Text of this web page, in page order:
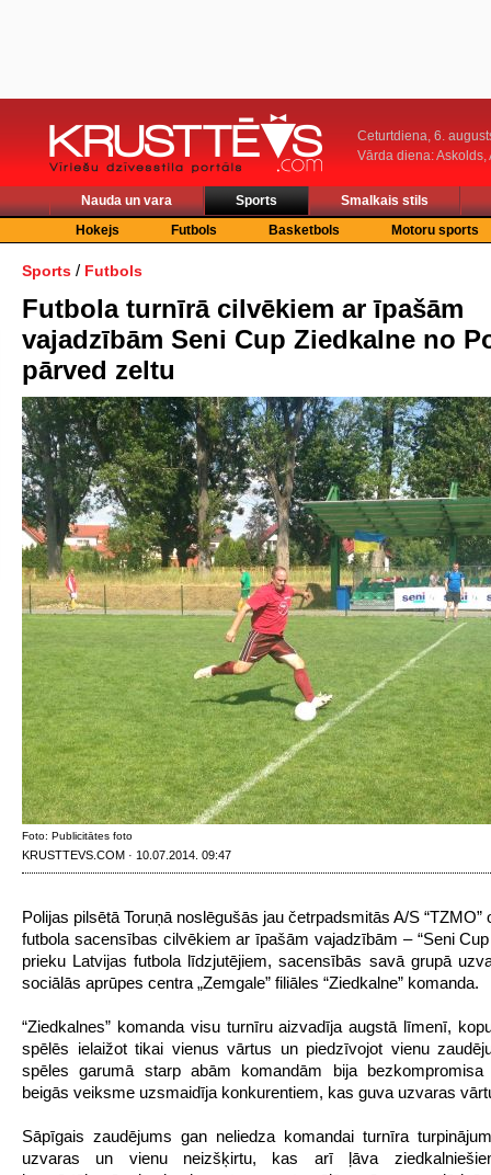
Ceturtdiena, 6.
Vārda diena: Askolds,
Nauda un vara Sports
Smalkais stils
Hokejs
Futbols Basketbols Motoru sports
Sports / Futbols
Futbola turnīrā cilvēkiem ar īpašām
vajadzībām Seni Cup Ziedkalne no
pārved zeltu
Foto: Publicitātes foto
KRUSTTEVS.COM · 10.07.2014. 09:47
Polijas pilsētā Toruņā noslēgušās jau četrpadsmitās A/S “TZMO”
futbola sacensības cilvēkiem ar īpašām vajadzībām – “Seni Cup
prieku Latvijas futbola līdzjutējiem, sacensībās savā grupā
sociālās aprūpes centra „Zemgale” filiāles “Ziedkalne” komanda.
“Ziedkalnes” komanda visu turnīru aizvadīja augstā līmenī,
spēlēs ielaižot tikai vienus vārtus un piedzīvojot vienu
spēles garumā starp abām komandām bija
beigās veiksme uzsmaidīja konkurentiem, kas guva uzvaras
Sāpīgais zaudējums gan neliedza komandai turnīra
uzvaras un vienu neizšķirtu, kas arī ļāva